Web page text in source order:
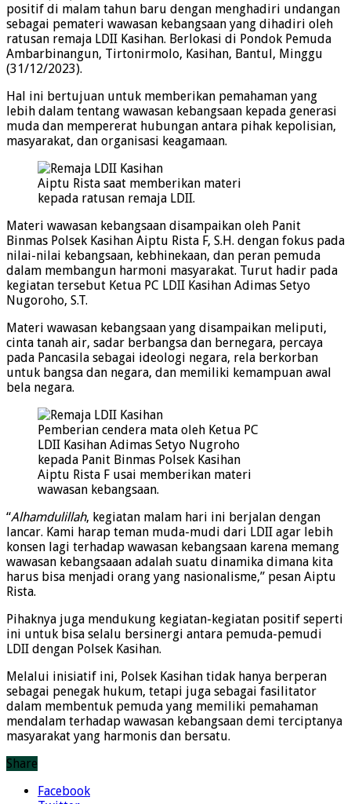
positif di malam tahun baru dengan menghadiri undangan
sebagai pemateri wawasan kebangsaan yang dihadiri oleh
ratusan remaja LDII Kasihan. Berlokasi di Pondok Pemuda
Ambarbinangun, Tirtonirmolo, Kasihan, Bantul, Minggu
(31/12/2023).
Hal ini bertujuan untuk memberikan pemahaman yang
lebih dalam tentang wawasan kebangsaan kepada generasi
muda dan mempererat hubungan antara pihak kepolisian,
masyarakat, dan organisasi keagamaan.
Aiptu Rista saat memberikan materi
kepada ratusan remaja LDII.
Materi wawasan kebangsaan disampaikan oleh Panit
Binmas Polsek Kasihan Aiptu Rista F, S.H. dengan fokus pada
nilai-nilai kebangsaan, kebhinekaan, dan peran pemuda
dalam membangun harmoni masyarakat. Turut hadir pada
kegiatan tersebut Ketua PC LDII Kasihan Adimas Setyo
Nugoroho, S.T.
Materi wawasan kebangsaan yang disampaikan meliputi,
cinta tanah air, sadar berbangsa dan bernegara, percaya
pada Pancasila sebagai ideologi negara, rela berkorban
untuk bangsa dan negara, dan memiliki kemampuan awal
bela negara.
Pemberian cendera mata oleh Ketua PC
LDII Kasihan Adimas Setyo Nugroho
kepada Panit Binmas Polsek Kasihan
Aiptu Rista F usai memberikan materi
wawasan kebangsaan.
“Alhamdulillah, kegiatan malam hari ini berjalan dengan
lancar. Kami harap teman muda-mudi dari LDII agar lebih
konsen lagi terhadap wawasan kebangsaan karena memang
wawasan kebangsaaan adalah suatu dinamika dimana kita
harus bisa menjadi orang yang nasionalisme,” pesan Aiptu
Rista.
Pihaknya juga mendukung kegiatan-kegiatan positif seperti
ini untuk bisa selalu bersinergi antara pemuda-pemudi
LDII dengan Polsek Kasihan.
Melalui inisiatif ini, Polsek Kasihan tidak hanya berperan
sebagai penegak hukum, tetapi juga sebagai fasilitator
dalam membentuk pemuda yang memiliki pemahaman
mendalam terhadap wawasan kebangsaan demi terciptanya
masyarakat yang harmonis dan bersatu.
Share
Facebook